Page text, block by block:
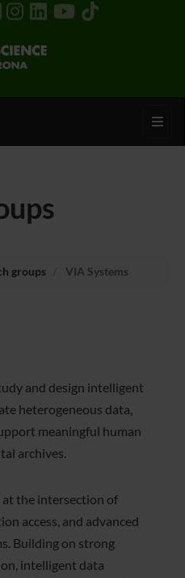
groups VIA Systems
and design intelligent
heterogeneous data,
meaningful human
archives.
the intersection of
access, and advanced
Building on strong
intelligent data